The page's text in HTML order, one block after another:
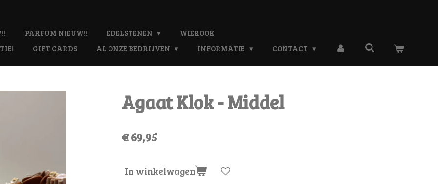
PARFUM NIEUW!! EDELSTENEN
WIEROOK
GIFT CARDS AL ONZE BEDRIJVEN INFORMATIE CONTACT
Agaat Klok - Middel
€ 69,95
In winkelwagen